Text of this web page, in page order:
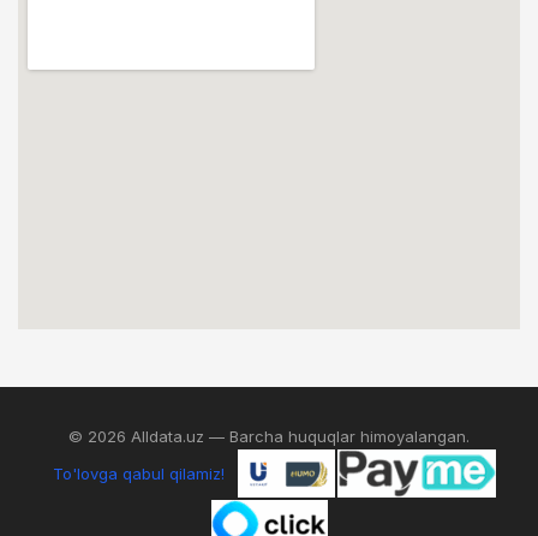
© 2026 Alldata.uz — Barcha huquqlar himoyalangan.
To'lovga qabul qilamiz!